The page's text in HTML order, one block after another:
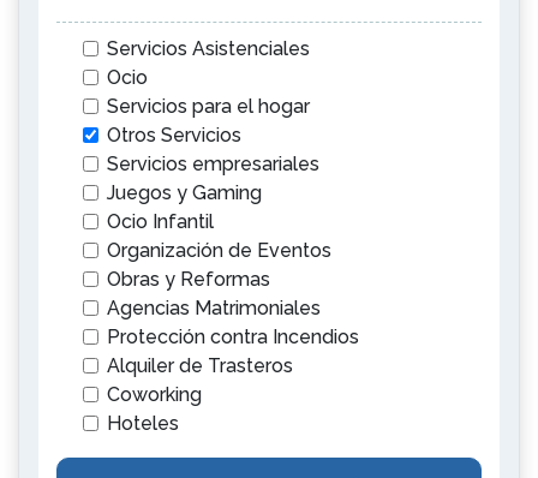
Servicios Asistenciales
Ocio
Servicios para el hogar
Otros Servicios
Servicios empresariales
Juegos y Gaming
Ocio Infantil
Organización de Eventos
Obras y Reformas
Agencias Matrimoniales
Protección contra Incendios
Alquiler de Trasteros
Coworking
Hoteles